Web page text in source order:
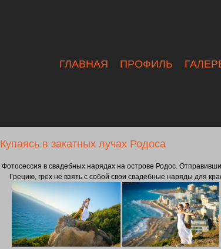
ГЛАВНАЯ ПРОФИЛЬ
Купаясь в закатных лучах Родоса
Фотосессия в свадебных нарядах на острове Родос.
Грецию, грех не взять с собой свои свадебные наряды для